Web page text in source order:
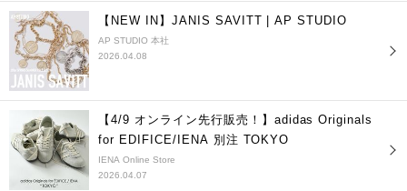
【NEW IN】JANIS SAVITT | AP STUDIO
AP STUDIO 本社
2026.04.08
【4/9 オンライン先行販売！】adidas Originals
for EDIFICE/IENA 別注 TOKYO
IENA Online Store
2026.04.07